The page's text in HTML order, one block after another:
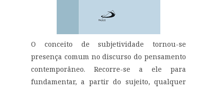
O conceito de subjetividade tornou-se
presença comum no discurso do pensamento
contemporâneo. Recorre-se a ele para
fundamentar, a partir do sujeito, qualquer